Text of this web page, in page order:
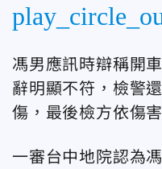
馮男應訊時辯稱開
辭明顯不符，檢警
傷，最後檢方依傷
一審台中地院認為